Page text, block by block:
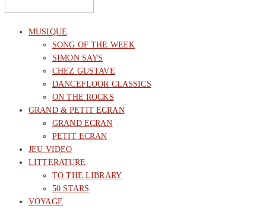
MUSIQUE
SONG OF THE WEEK
SIMON SAYS
CHEZ GUSTAVE
DANCEFLOOR CLASSICS
ON THE ROCKS
GRAND & PETIT ECRAN
GRAND ECRAN
PETIT ECRAN
JEU VIDEO
LITTERATURE
TO THE LIBRARY
50 STARS
VOYAGE